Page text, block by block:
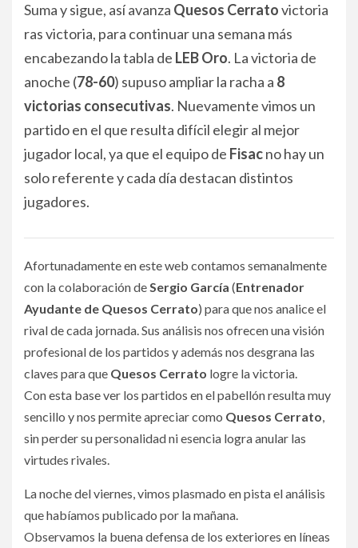
Suma y sigue, así avanza Quesos Cerratovictoria
ras victoria, para continuar una semana más
encabezando la tabla de LEB Oro. La victoria de
anoche (78-60) supuso ampliar la racha a 8
victorias consecutivas. Nuevamente vimos un
partido en el que resulta difícil elegir al mejor
jugador local, ya que el equipo de Fisacno hay un
solo referente y cada día destacan distintos
jugadores.
Afortunadamente en este web contamos semanalmente
con la colaboración deSergio García (Entrenador
Ayudante de Quesos Cerrato) para que nos analice el
rival de cada jornada. Sus análisis nos ofrecen una visión
profesional de los partidos y además nos desgrana las
claves para que Quesos Cerrato logre la victoria.
Con esta base ver los partidos en el pabellón resulta muy
sencillo y nos permite apreciar como Quesos Cerrato,
sin perder su personalidad ni esencia logra anular las
virtudes rivales.
La noche del viernes, vimos plasmado en pista el análisis
que habíamos publicado por la mañana.
Observamos la buena defensa de los exteriores en líneas